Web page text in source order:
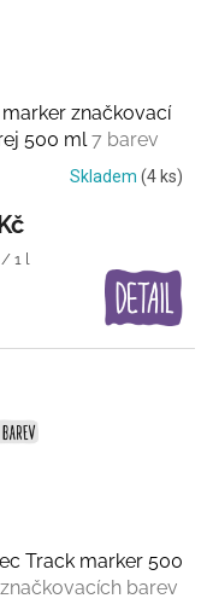
značkovací
500 ml 7 barev
Skladem (4 ks)
1 l
Track marker 500
barev